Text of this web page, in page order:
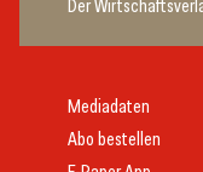
Der
Mediadaten
Abo bestellen